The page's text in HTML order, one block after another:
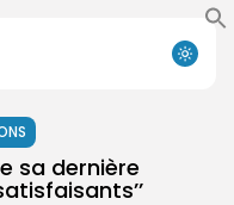
sa dernière